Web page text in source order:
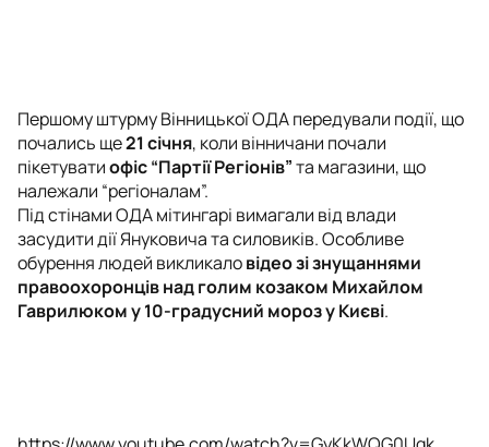
Першому штурму Вінницької ОДА передували події, що
почались ще21 січня, коли вінничани почали
пікетуватиофіс “Партії Регіонів”та магазини, що
належали “регіоналам”.
Під стінами ОДА мітингарі вимагали від влади
засудити дії Януковича та силовиків. Особливе
обурення людей викликаловідео зі знущаннями
правоохоронців над голим козаком Михайлом
Гаврилюком у 10-градусний мороз у Києві.